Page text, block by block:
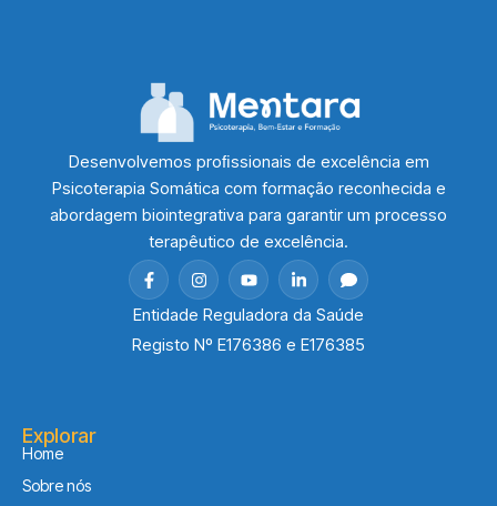
Desenvolvemos proﬁssionais de excelência em
Psicoterapia Somática com formação reconhecida e
abordagem biointegrativa para garantir um processo
terapêutico de excelência.
Entidade Reguladora da Saúde
Registo Nº E176386 e E176385
Explorar
Home
Sobre nós